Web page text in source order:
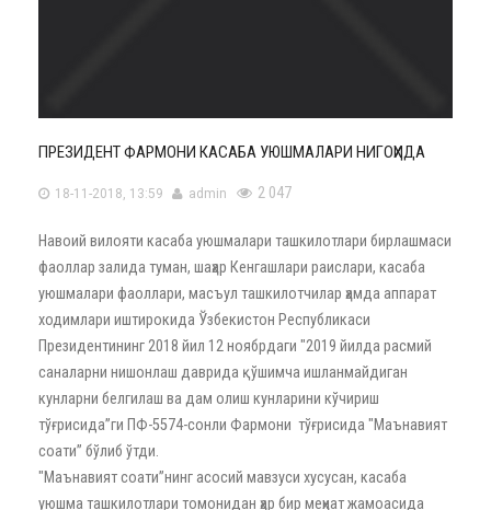
ПРЕЗИДЕНТ ФАРМОНИ КАСАБА УЮШМАЛАРИ НИГОҲИДА
18-11-2018, 13:59 admin 2 047
Навоий вилояти касаба уюшмалари ташкилотлари бирлашмаси
фаоллар залида туман, шаҳар Кенгашлари раислари, касаба
уюшмалари фаоллари, масъул ташкилотчилар ҳамда аппарат
ходимлари иштирокида Ўзбекистон Республикаси
Президентининг 2018 йил 12 ноябрдаги "2019 йилда расмий
саналарни нишонлаш даврида қўшимча ишланмайдиган
кунларни белгилаш ва дам олиш кунларини кўчириш
тўғрисида”ги ПФ-5574-сонли Фармони тўғрисида "Маънавият
соати” бўлиб ўтди.
"Маънавият соати”нинг асосий мавзуси хусусан, касаба
уюшма ташкилотлари томонидан ҳар бир меҳнат жамоасида